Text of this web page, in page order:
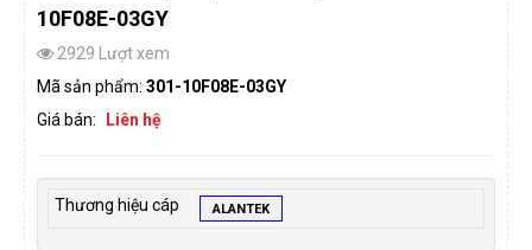
10F08E-03GY
2929 Lượt xem
Mã sản phẩm: 301-10F08E-03GY
Giá bán:
Liên hệ
Thương hiệu cáp ALANTEK